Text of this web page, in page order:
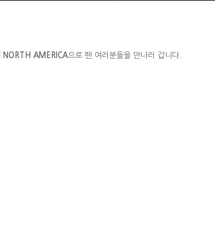
NORTH AMERICA으로 팬 여러분들을 만나러 갑니다